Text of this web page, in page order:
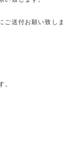
ご送付お願い致しま
。